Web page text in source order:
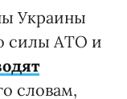
Украины
силы АТО и
словам,